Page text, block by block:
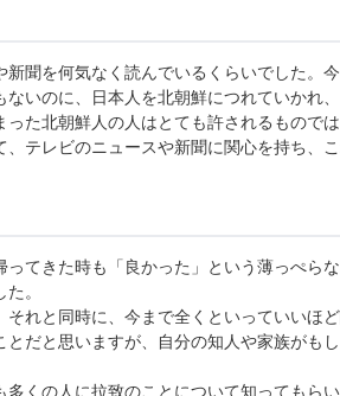
聞を何気なく読んでいるくらいでした。
いのに、日本人を北朝鮮につれていかれ
た北朝鮮人の人はとても許されるもので
テレビのニュースや新聞に関心を持ち、
てきた時も「良かった」という薄っぺら
。
れと同時に、今まで全くといっていいほ
だと思いますが、自分の知人や家族がも
くの人に拉致のことについて知ってもらい